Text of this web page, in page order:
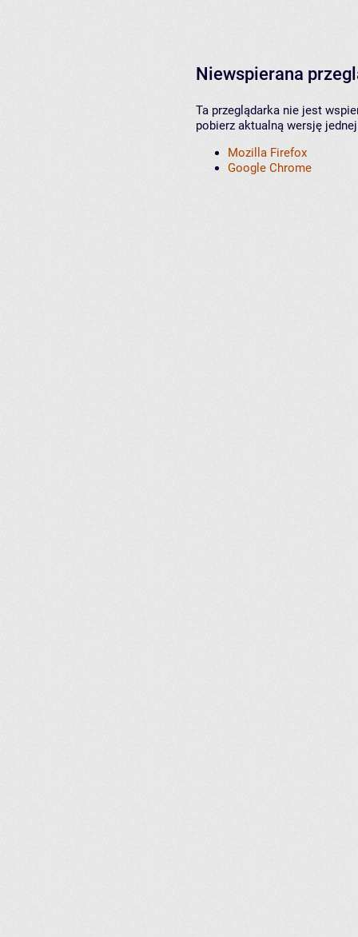
Niewspierana
Ta przeglądarka nie jest
pobierz aktualną wersję
Mozilla Firefox
Google Chrome